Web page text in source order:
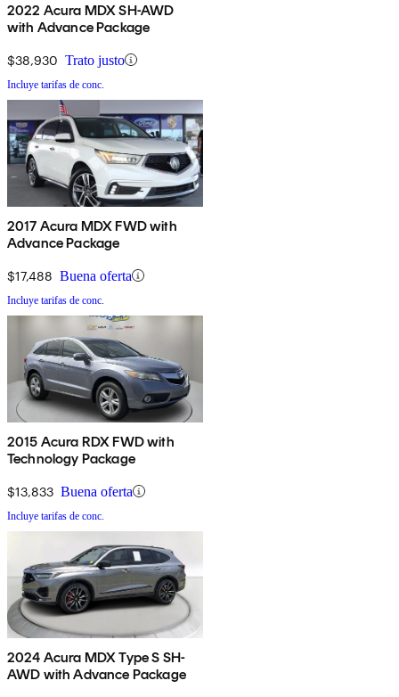
2022 Acura MDX SH-AWD
with Advance Package
$38,930 Trato justo
Incluye tarifas de conc.
2017 Acura MDX FWD with
Advance Package
$17,488 Buena oferta
Incluye tarifas de conc.
2015 Acura RDX FWD with
Technology Package
$13,833 Buena oferta
Incluye tarifas de conc.
2024 Acura MDX Type S SH-
AWD with Advance Package